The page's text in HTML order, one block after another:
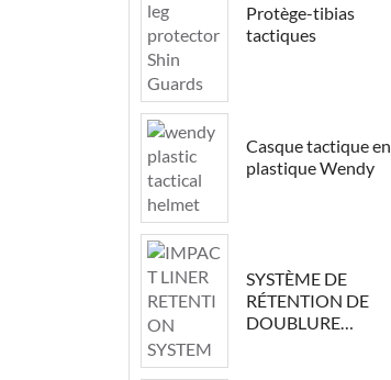
Protège-tibias
tactiques
Casque tactique en
plastique Wendy
SYSTÈME DE
RÉTENTION DE
DOUBLURE